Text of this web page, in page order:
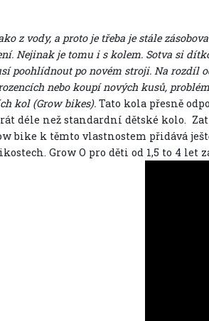
z vody, a proto je třeba je stále
Nejinak je tomu i s kolem. Sotva si
poohlídnout po novém stroji. Na rozdíl
nebo koupí nových kusů,
kol (Grow bikes). Tato kola přesně
déle než standardní dětské kolo.
bike k těmto vlastnostem přidává
Grow O pro děti od 1,5 to 4 let